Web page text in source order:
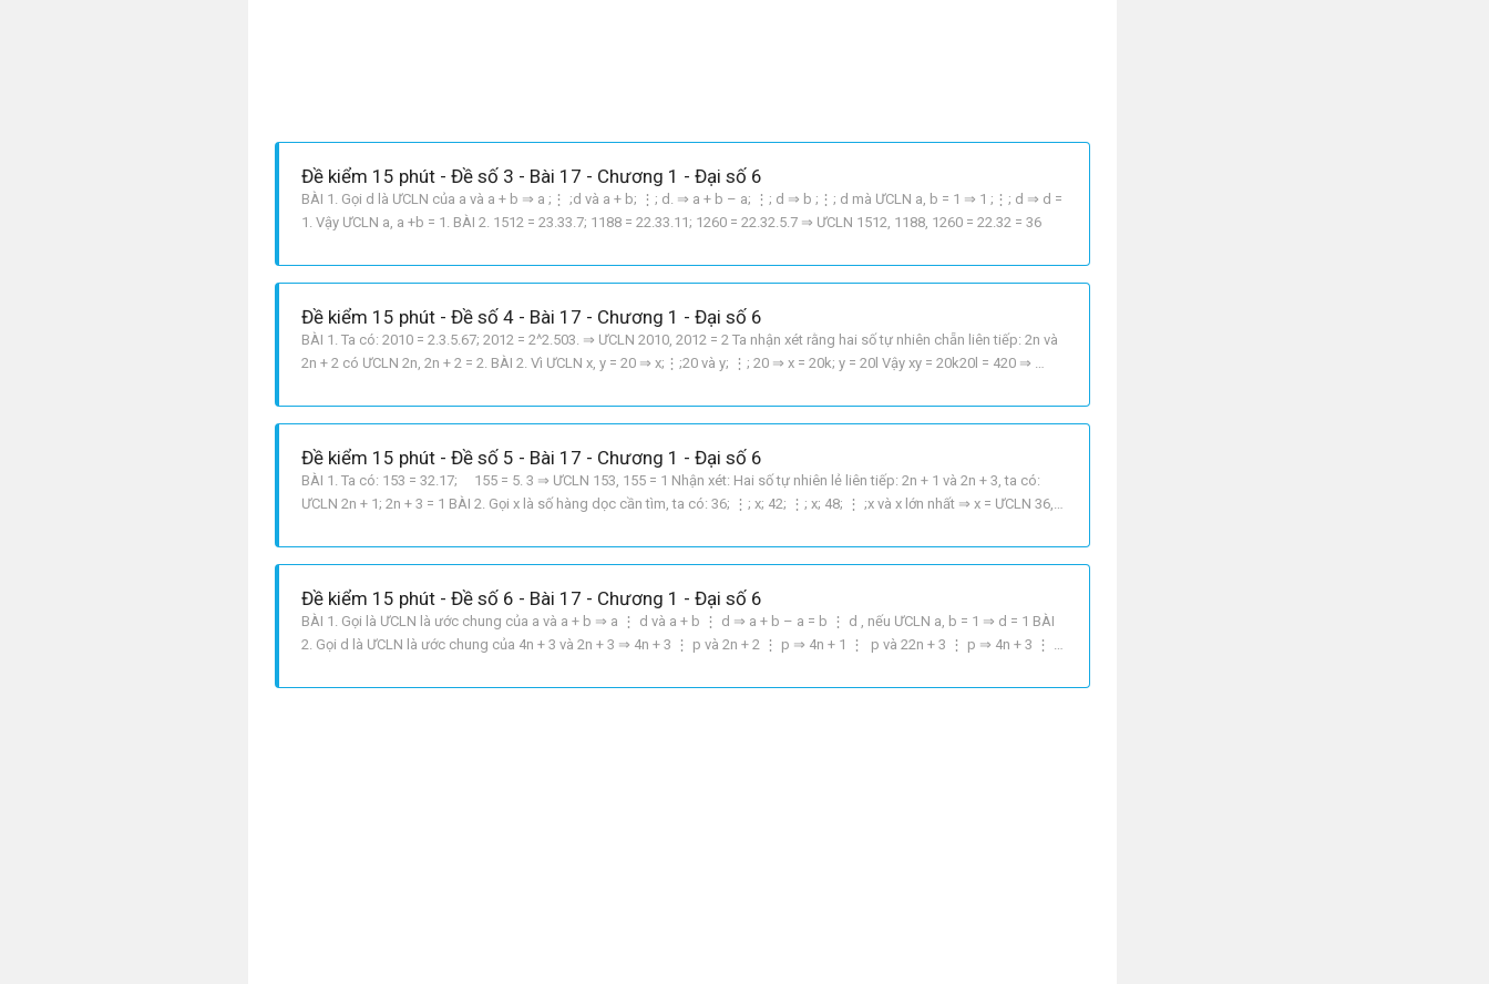
Đề kiểm 15 phút - Đề số 3 - Bài 17 - Chương 1 - Đại số 6
BÀI 1. Gọi d là ƯCLN của a và a + b ⇒ a ;⋮ ;d và a + b; ⋮; d. ⇒ a + b – a; ⋮; d ⇒ b ;⋮; d mà ƯCLN a, b = 1 ⇒ 1 ;⋮; d ⇒ d =
1. Vậy ƯCLN a, a +b = 1. BÀI 2. 1512 = 23.33.7; 1188 = 22.33.11; 1260 = 22.32.5.7 ⇒ ƯCLN 1512, 1188, 1260 = 22.32 = 36
Đề kiểm 15 phút - Đề số 4 - Bài 17 - Chương 1 - Đại số 6
BÀI 1. Ta có: 2010 = 2.3.5.67; 2012 = 2^2.503. ⇒ ƯCLN 2010, 2012 = 2 Ta nhận xét rằng hai số tự nhiên chẵn liên tiếp: 2n và
2n + 2 có ƯCLN 2n, 2n + 2 = 2. BÀI 2. Vì ƯCLN x, y = 20 ⇒ x;⋮;20 và y; ⋮; 20 ⇒ x = 20k; y = 20l Vậy xy = 20k20l = 420 ⇒
Đề kiểm 15 phút - Đề số 5 - Bài 17 - Chương 1 - Đại số 6
BÀI 1. Ta có: 153 = 32.17; 155 = 5. 3 ⇒ ƯCLN 153, 155 = 1 Nhận xét: Hai số tự nhiên lẻ liên tiếp: 2n + 1 và 2n + 3, ta có:
ƯCLN 2n + 1; 2n + 3 = 1 BÀI 2. Gọi x là số hàng dọc cần tìm, ta có: 36; ⋮; x; 42; ⋮; x; 48; ⋮ ;x và x lớn nhất ⇒ x = ƯCLN 36,
Đề kiểm 15 phút - Đề số 6 - Bài 17 - Chương 1 - Đại số 6
BÀI 1. Gọi là ƯCLN là ước chung của a và a + b ⇒ a ⋮ d và a + b ⋮ d ⇒ a + b – a = b ⋮ d , nếu ƯCLN a, b = 1 ⇒ d = 1 BÀI
2. Gọi d là ƯCLN là ước chung của 4n + 3 và 2n + 3 ⇒ 4n + 3 ⋮ p và 2n + 2 ⋮ p ⇒ 4n + 1 ⋮ p và 22n + 3 ⋮ p ⇒ 4n + 3 ⋮ p